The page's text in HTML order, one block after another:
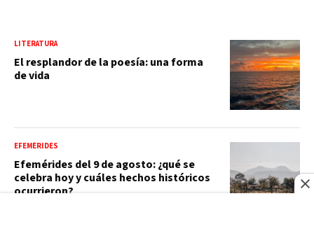
LITERATURA
El resplandor de la poesía: una forma
de vida
EFEMÉRIDES
Efemérides del 9 de agosto: ¿qué se
celebra hoy y cuáles hechos históricos
ocurrieron?